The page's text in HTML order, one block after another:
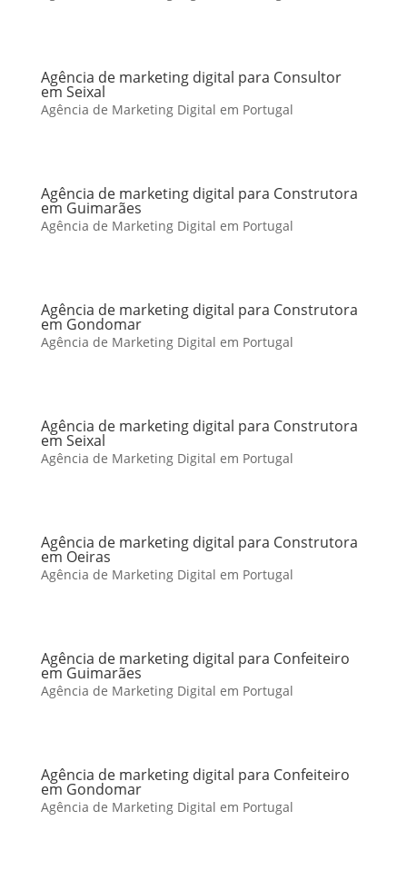
Agência de marketing digital para Consultor
em Seixal
Agência de Marketing Digital em Portugal
Agência de marketing digital para Construtora
em Guimarães
Agência de Marketing Digital em Portugal
Agência de marketing digital para Construtora
em Gondomar
Agência de Marketing Digital em Portugal
Agência de marketing digital para Construtora
em Seixal
Agência de Marketing Digital em Portugal
Agência de marketing digital para Construtora
em Oeiras
Agência de Marketing Digital em Portugal
Agência de marketing digital para Confeiteiro
em Guimarães
Agência de Marketing Digital em Portugal
Agência de marketing digital para Confeiteiro
em Gondomar
Agência de Marketing Digital em Portugal